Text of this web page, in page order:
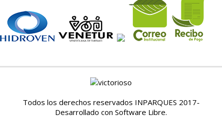
Todos los derechos reservados INPARQUES 2017-
Desarrollado con Software Libre.